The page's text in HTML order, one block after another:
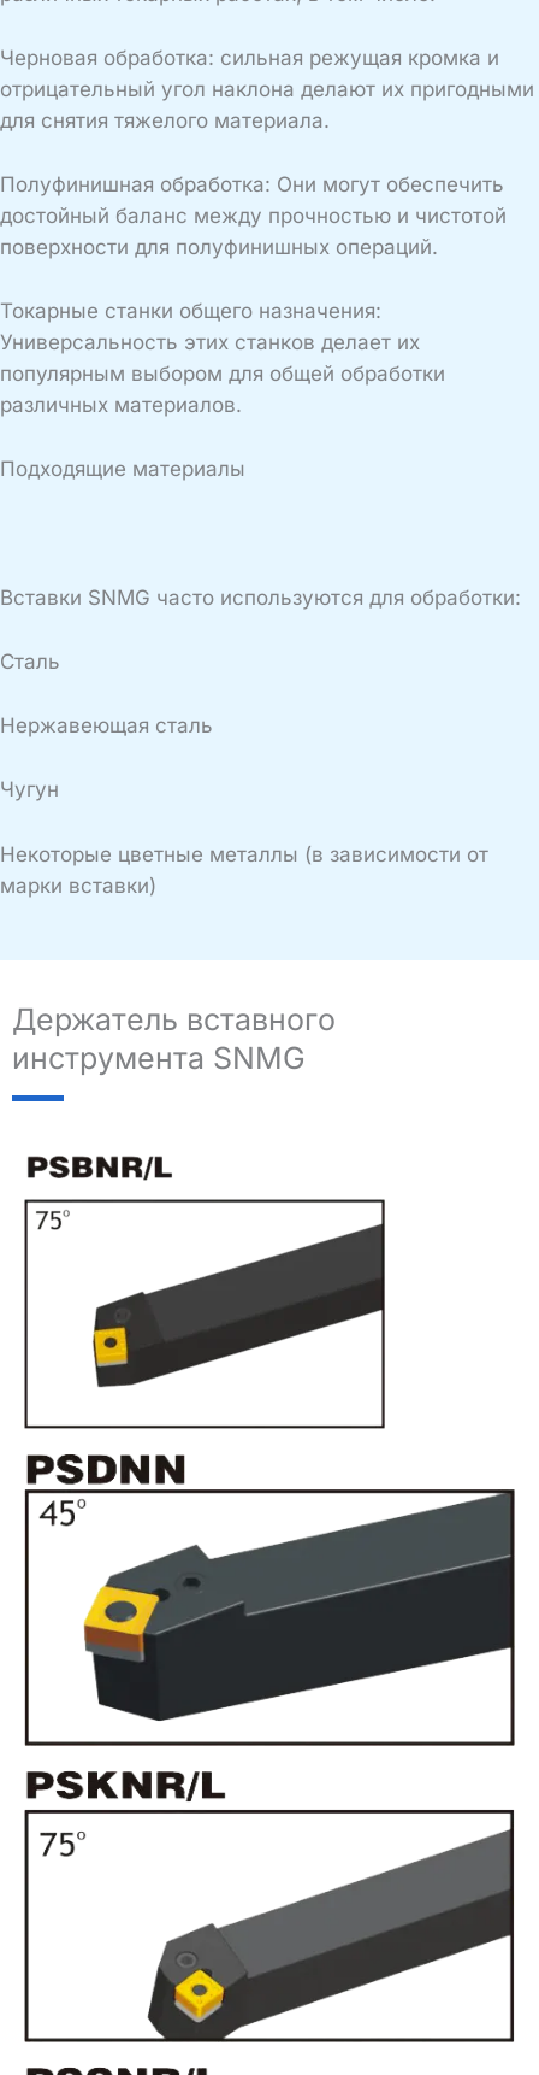
Черновая обработка: сильная режущая кромка и
отрицательный угол наклона делают их пригодными
для снятия тяжелого материала.
Полуфинишная обработка: Они могут обеспечить
достойный баланс между прочностью и чистотой
поверхности для полуфинишных операций.
Токарные станки общего назначения:
Универсальность этих станков делает их
популярным выбором для общей обработки
различных материалов.
Подходящие материалы
Вставки SNMG часто используются для обработки:
Сталь
Нержавеющая сталь
Чугун
Некоторые цветные металлы (в зависимости от
марки вставки)
Держатель вставного
инструмента SNMG